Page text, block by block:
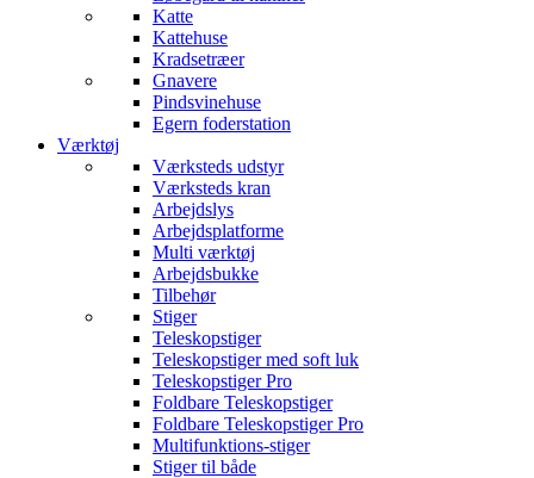
Katte
Kattehuse
Kradsetræer
Gnavere
Pindsvinehuse
Egern foderstation
Værktøj
Værksteds udstyr
Værksteds kran
Arbejdslys
Arbejdsplatforme
Multi værktøj
Arbejdsbukke
Tilbehør
Stiger
Teleskopstiger
Teleskopstiger med soft luk
Teleskopstiger Pro
Foldbare Teleskopstiger
Foldbare Teleskopstiger Pro
Multifunktions-stiger
Stiger til både